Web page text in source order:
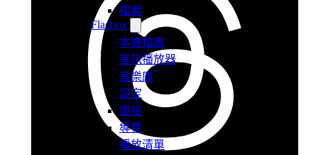
檔案
Flacbox
本機檔案
音訊播放器
音樂庫
設定
連接
導覽
播放清單